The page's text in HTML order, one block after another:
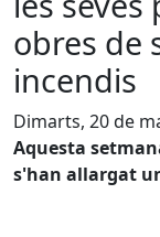
obres de
incendis
Dimarts, 20 de
Aquesta
s'han allargat